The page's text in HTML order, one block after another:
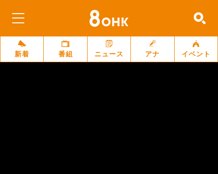
新着 番組 ニュース アナ イベント